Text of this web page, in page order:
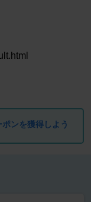
ンを獲得しよう